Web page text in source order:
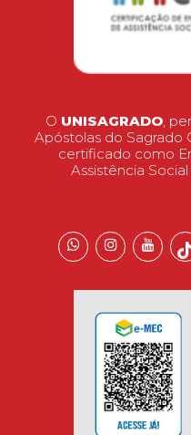
O UNISAGRADO,
Apóstolas do Sagrado
certificado como
Assistência